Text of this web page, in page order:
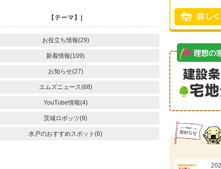
【テーマ】|
お役立ち情報(29)
新着情報(109)
お知らせ(27)
エムズニュース(68)
YouTube情報(4)
茨城ロボッツ(9)
水戸のおすすめスポット(6)